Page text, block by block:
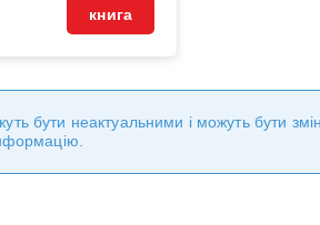
книга
бути неактуальними і можуть бути